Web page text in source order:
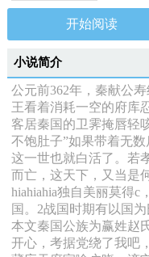
开始阅读
小说简介
公元前362年，秦献公
王看着消耗一空的府库
客居秦国的卫霁掩唇轻
不饱肚子”如果带着无
这一世也就白活了。若
而亡，这天下，又当是
hiahiahia独自美丽莫得c
国。2战国时期有以国
本文秦国公族为赢姓赵
开心，考据党绕了我吧